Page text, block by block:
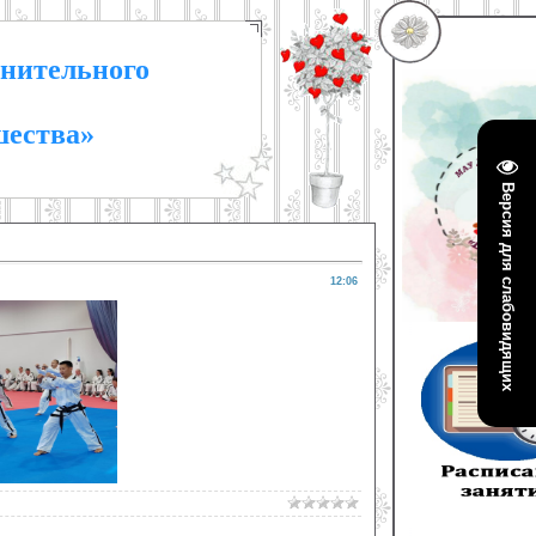
Версия для слабовидящих
12:06